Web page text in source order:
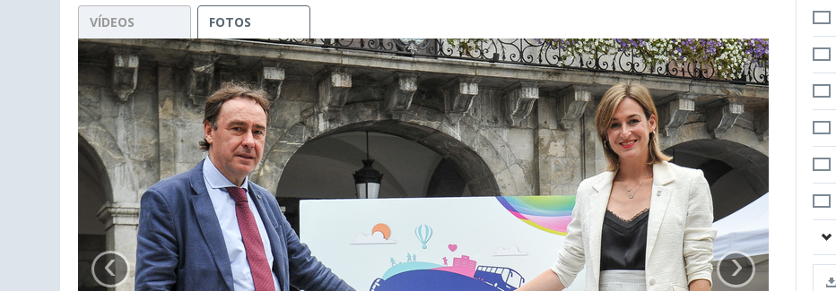
VÍDEOS FOTOS
‹ ›